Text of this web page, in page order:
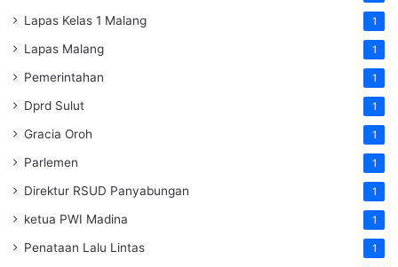
Lapas Kelas 1 Malang 1
Lapas Malang 1
Pemerintahan 1
Dprd Sulut 1
Gracia Oroh 1
Parlemen 1
Direktur RSUD Panyabungan 1
ketua PWI Madina 1
Penataan Lalu Lintas 1